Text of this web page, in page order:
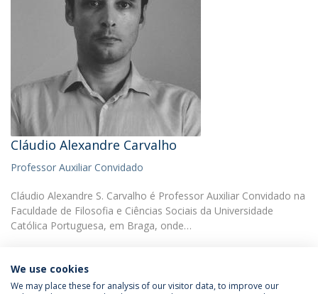
Cláudio Alexandre Carvalho
Professor Auxiliar Convidado
Cláudio Alexandre S. Carvalho é Professor Auxiliar Convidado na
Faculdade de Filosofia e Ciências Sociais da Universidade
Católica Portuguesa, em Braga, onde…
We use cookies
We may place these for analysis of our visitor data, to improve our